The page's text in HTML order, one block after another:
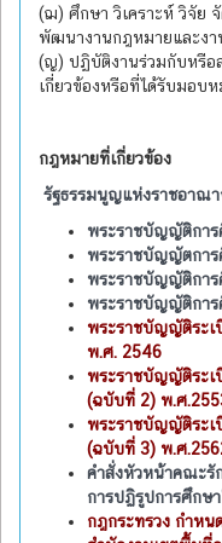
(ฌ) ศึกษา วิเคราะห์ วิจัย
พัฒนางานกฎหมายและงา
(ญ) ปฏิบัติงานร่วมกับหรือ
เกี่ยวข้องหรือที่ได้รับมอบห
กฎหมายที่เกี่ยวข้อง
รัฐธรรมนูญแห่งราชอาณ
พระราชบัญญัติกา
พระราชบัญญัตกา
พระราชบัญญัติกา
พระราชบัญญัติกา
พระราชบัญญัติระเ
พ.ศ. 2546
พระราชบัญญัติระเ
(ฉบับที่ 2) พ.ศ
พระราชบัญญัติระเ
(ฉบับที่ 3) พ.ศ
คำสั่งหัวหน้าคณะรั
การปฏิรูปการศึกษ
กฎกระทรวง กำห